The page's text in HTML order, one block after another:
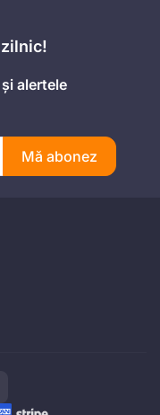
alertele
Mă abonez